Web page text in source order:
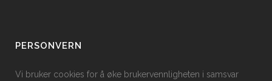
PERSONVERN
Vi bruker cookies for å øke brukervennligheten i samsvar